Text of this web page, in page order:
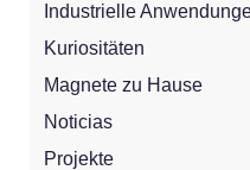
Industrielle
Kuriositäten
Magnete zu Hause
Noticias
Projekte